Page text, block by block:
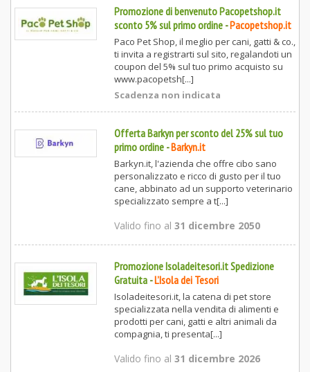
Promozione di benvenuto Pacopetshop.it
sconto 5% sul primo ordine-Pacopetshop.it
Paco Pet Shop, il meglio per cani, gatti & co.,
ti invita a registrarti sul sito, regalandoti un
coupon del 5% sul tuo primo acquisto su
www.pacopetsh[...]
Scadenza non indicata
Offerta Barkyn per sconto del 25% sul tuo
primo ordine-Barkyn.it
Barkyn.it, l'azienda che offre cibo sano
personalizzato e ricco di gusto per il tuo
cane, abbinato ad un supporto veterinario
specializzato sempre a t[...]
Valido fino al 31 dicembre 2050
Promozione Isoladeitesori.it Spedizione
Gratuita-L’Isola dei Tesori
Isoladeitesori.it, la catena di pet store
specializzata nella vendita di alimenti e
prodotti per cani, gatti e altri animali da
compagnia, ti presenta[...]
Valido fino al 31 dicembre 2026